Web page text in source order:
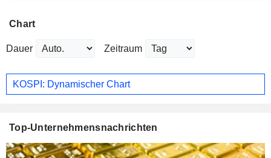
Chart
Dauer Zeitraum
KOSPI: Dynamischer Chart
Top-Unternehmensnachrichten